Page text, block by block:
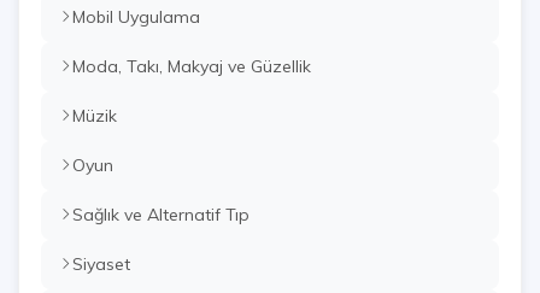
Mobil Uygulama
Moda, Takı, Makyaj ve Güzellik
Müzik
Oyun
Sağlık ve Alternatif Tıp
Siyaset